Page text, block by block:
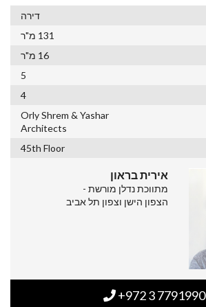
דירה
131 מ"ר
16 מ"ר
5
4
Orly Shrem & Yashar
Architects
45th Floor
אירית בראון
מתווכת נדלן מורשת -
הצפון הישן וצפון תל אביב
+972 3 7791990